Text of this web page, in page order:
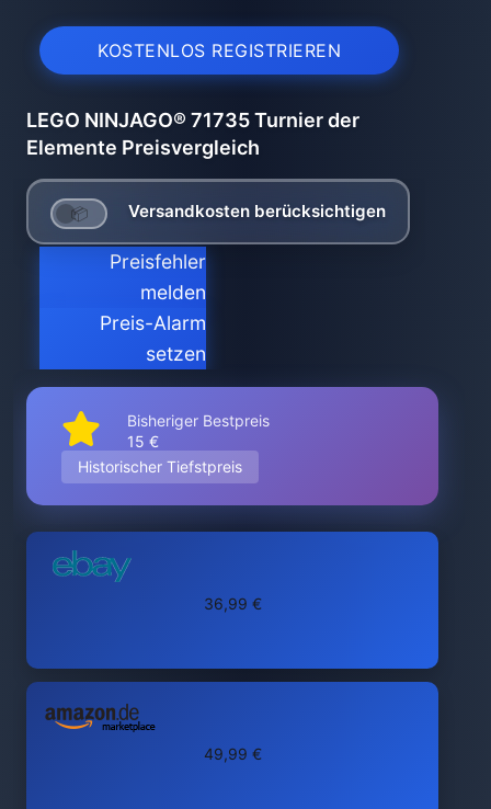
KOSTENLOS REGISTRIEREN
LEGO NINJAGO® 71735 Turnier der
Elemente Preisvergleich
Versandkosten berücksichtigen
Preisfehler
melden
Preis-Alarm
setzen
Bisheriger Bestpreis
15 €
Historischer Tiefstpreis
36,99 €
49,99 €